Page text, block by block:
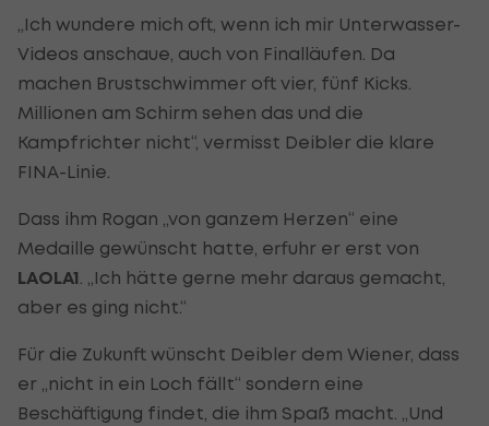
„Ich wundere mich oft, wenn ich mir Unterwasser-
Videos anschaue, auch von Finalläufen. Da
machen Brustschwimmer oft vier, fünf Kicks.
Millionen am Schirm sehen das und die
Kampfrichter nicht“, vermisst Deibler die klare
FINA-Linie.
Dass ihm Rogan „von ganzem Herzen“ eine
Medaille gewünscht hatte, erfuhr er erst von
LAOLA1 . „Ich hätte gerne mehr daraus gemacht,
aber es ging nicht.“
Für die Zukunft wünscht Deibler dem Wiener, dass
er „nicht in ein Loch fällt“ sondern eine
Beschäftigung findet, die ihm Spaß macht. „Und